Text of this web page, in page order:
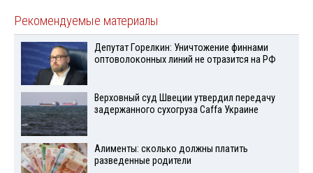
Рекомендуемые материалы
Депутат Горелкин: Уничтожение финнами
оптоволоконных линий не отразится на РФ
Верховный суд Швеции утвердил передачу
задержанного сухогруза Caffa Украине
Алименты: сколько должны платить
разведенные родители